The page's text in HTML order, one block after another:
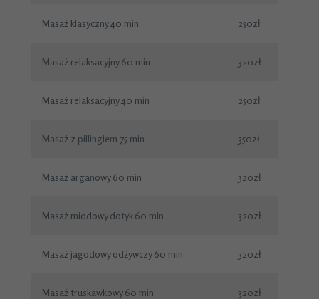
Masaż klasyczny 40 min 250zł
Masaż relaksacyjny 60 min 320zł
Masaż relaksacyjny 40 min 250zł
Masaż z pillingiem 75 min 350zł
Masaż arganowy 60 min 320zł
Masaż miodowy dotyk 60 min 320zł
Masaż jagodowy odżywczy 60 min 320zł
Masaż truskawkowy 60 min 320zł